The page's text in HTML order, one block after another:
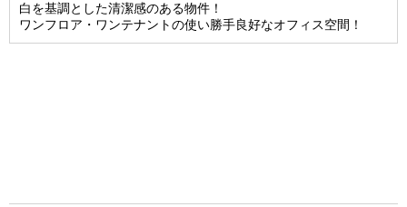
白を基調とした清潔感のある物件！
ワンフロア・ワンテナントの使い勝手良好なオフィス空間！